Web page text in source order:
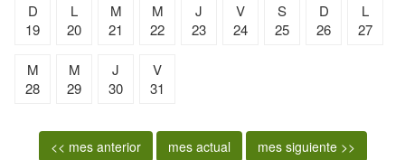
D
19
L
20
M
21
M
22
J
23
V
24
S
25
D
26
L
27
M
28
M
29
J
30
V
31
<< mes anterior mes actual mes siguiente >>